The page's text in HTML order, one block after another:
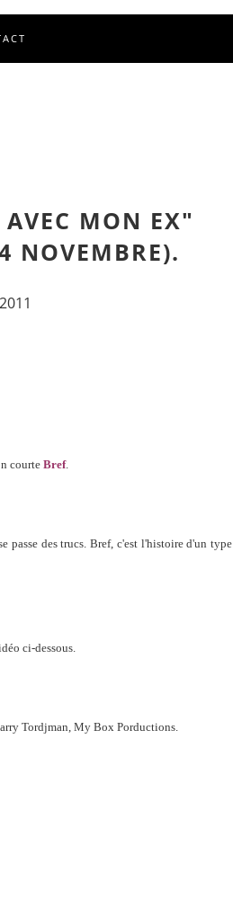
MON EX"
NOVEMBRE).
courteBref.
passe des trucs. Bref, c'est l'histoire d'un type
ci-dessous.
Tordjman, My Box Porductions.